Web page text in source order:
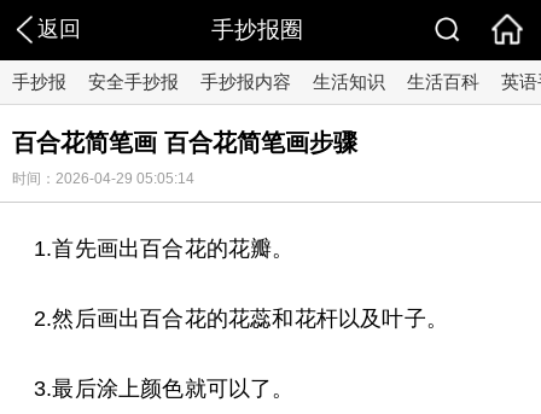
返回 手抄报圈
手抄报 安全手抄报 手抄报内容 生活知识 生活百科 英
百合花简笔画 百合花简笔画步骤
时间：2026-04-29 05:05:14
1.首先画出百合花的花瓣。
2.然后画出百合花的花蕊和花杆以及叶子。
3.最后涂上颜色就可以了。